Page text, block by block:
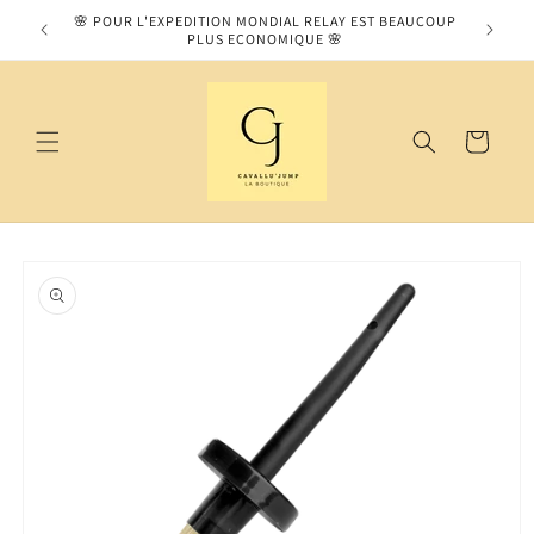
passer
SUR
🌸 POUR L'EXPEDITION MONDIAL RELAY EST BEAUCOUP
PLUS ECONOMIQUE 🌸
Panier
informations
produits